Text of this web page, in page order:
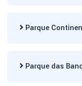
Parque
Parque das